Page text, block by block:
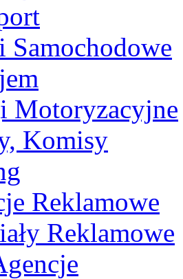
Samochodowe
Motoryzacyjne
Komisy
Reklamowe
Reklamowe